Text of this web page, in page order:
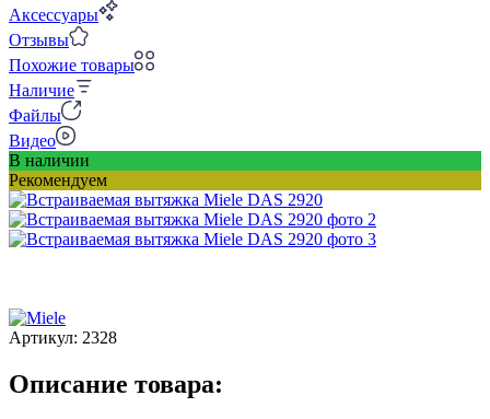
Аксессуары
Отзывы
Похожие товары
Наличие
Файлы
Видео
В наличии
Рекомендуем
Артикул: 2328
Описание товара: